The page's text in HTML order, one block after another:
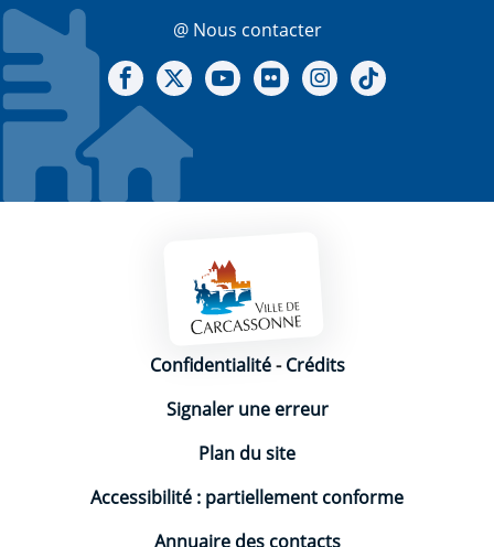
@ Nous contacter
Notre Facebook
Notre X - (twitter)
Notre chaine Youtube
Notre Gallerie sur Flickr
Notre Instagram
Mentions légales
Confidentialité-Crédits
Signaler une erreur
Plan du site
Accessibilité : partiellement conforme
Annuaire des contacts